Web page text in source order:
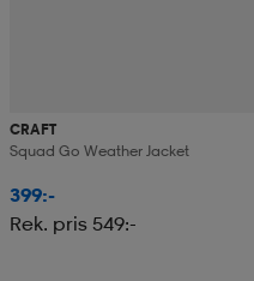
CRAFT
Squad Go Weather Jacket
399:-
Rek. pris 549:-